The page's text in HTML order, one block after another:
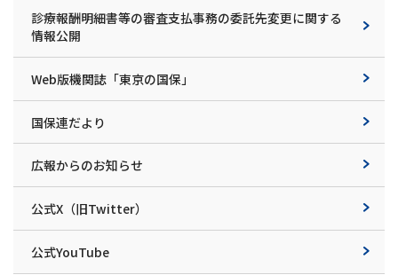
診療報酬明細書等の審査支払事務の委託先変更に関する
情報公開
Web版機関誌「東京の国保」
国保連だより
広報からのお知らせ
公式X（旧Twitter）
公式YouTube